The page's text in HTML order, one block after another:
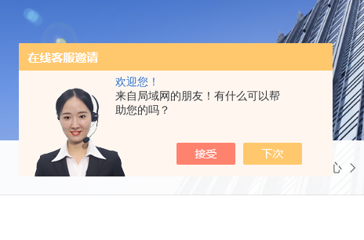
欢迎您！
来自局域网的朋友！有什么可以帮
助您的吗？
当前位置：首页 产品中心